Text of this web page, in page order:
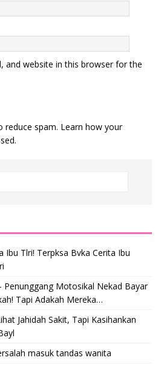
and website in this browser for the
reduce spam. Learn how your
.
Ibu Tlri! Terpksa Bvka Cerita Ibu
Penunggang Motosikal Nekad Bayar
Tapi Adakah Mereka…
Jahidah Sakit, Tapi Kasihankan
masuk tandas wanita